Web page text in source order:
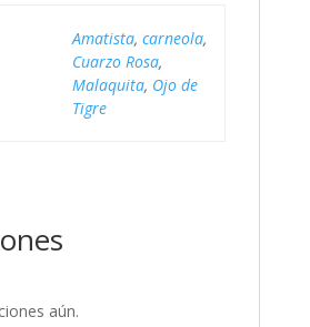
Amatista, carneola,
Cuarzo Rosa,
Malaquita, Ojo de
Tigre
aún.